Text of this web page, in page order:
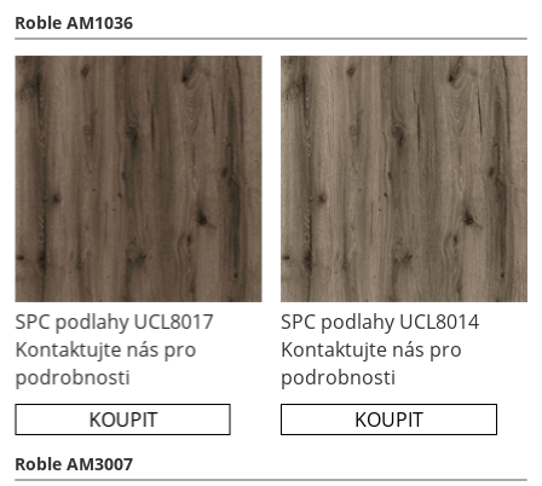
Roble AM1036
SPC podlahy UCL8014
Kontaktujte nás pro
podrobnosti
KOUPIT
SPC podlahy UCL8013
Kontaktujte nás pro
podrobnosti
KOUPIT
Roble AM3007